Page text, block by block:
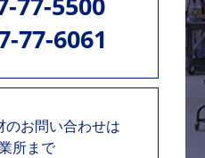
77-6061
のお問い合わせは
所まで